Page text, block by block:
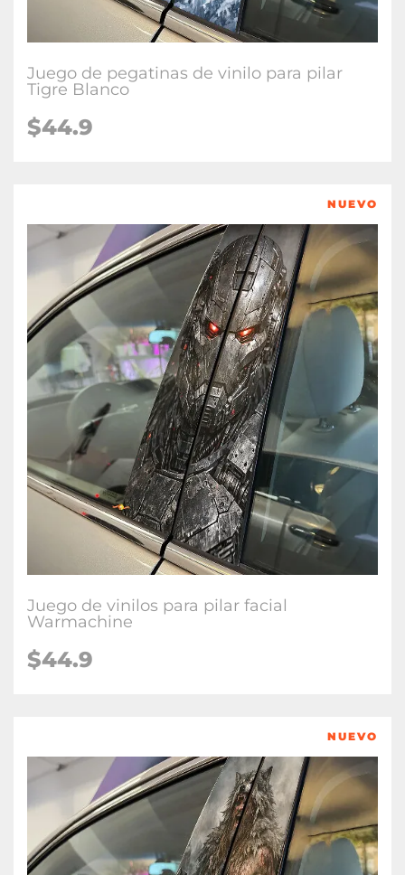
Juego de pegatinas de vinilo para pilar
Tigre Blanco
$44.9
NUEVO
Juego de vinilos para pilar facial
Warmachine
$44.9
NUEVO